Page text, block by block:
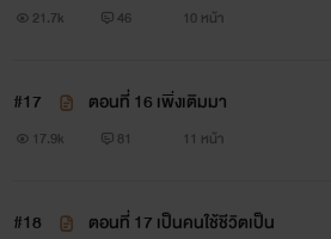
ป)
21.7k 46 10 หน้า
#17 ตอนที่ 16 เพิ่งเติมมา
17.9k 81 11 หน้า
#18 ตอนที่ 17 เป็นคนใช้ชีวิตเป็น